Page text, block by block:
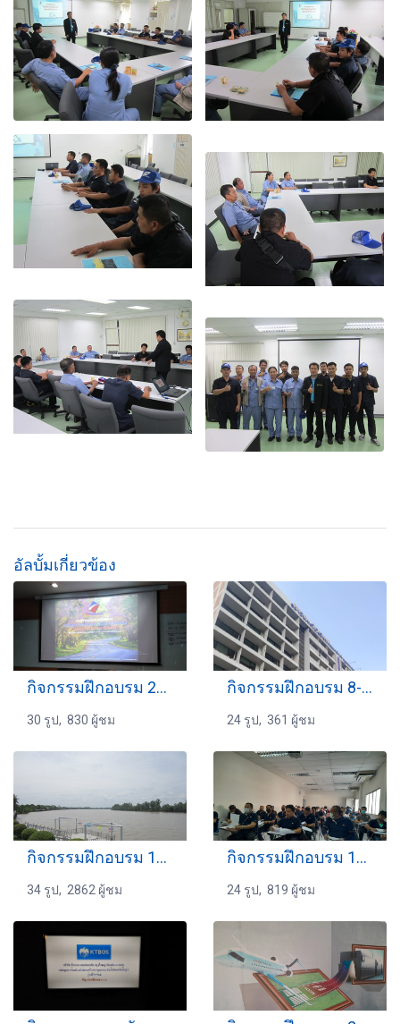
อัลบั้มเกี่ยวข้อง
กิจกรรมฝึกอบรม 22-06-2564
30 รูป, 830 ผู้ชม
กิจกรรมฝึกอบรม 8-3-2569
24 รูป, 361 ผู้ชม
กิจกรรมฝึกอบรม 11-09-2559
34 รูป, 2862 ผู้ชม
กิจกรรมฝึกอบรม 17-06-2566
24 รูป, 819 ผู้ชม